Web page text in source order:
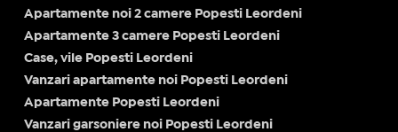
Apartamente noi 2 camere Popesti Leordeni
Apartamente 3 camere Popesti Leordeni
Case, vile Popesti Leordeni
Vanzari apartamente noi Popesti Leordeni
Apartamente Popesti Leordeni
Vanzari garsoniere noi Popesti Leordeni